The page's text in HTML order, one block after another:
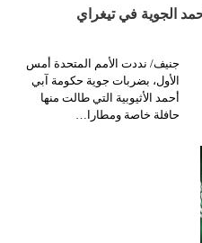
الجوية في تيغراي
جنيف/ نددت الأمم المتحدة أمس
الأول، بضربات جوية حكومة آبي
أحمد الأثيوبية التي طالت منها
حافلة خاصة ومطارا…